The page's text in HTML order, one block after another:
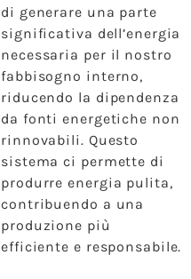
di generare una parte
significativa dell’energia
necessaria per il nostro
fabbisogno interno,
riducendo la dipendenza
da fonti energetiche non
rinnovabili. Questo
sistema ci permette di
produrre energia pulita,
contribuendo a una
produzione più
efficiente e responsabile.